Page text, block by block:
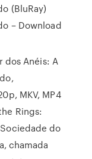
(BluRay)
– Download
dos Anéis: A
MKV, MP4
Rings:
do
chamada